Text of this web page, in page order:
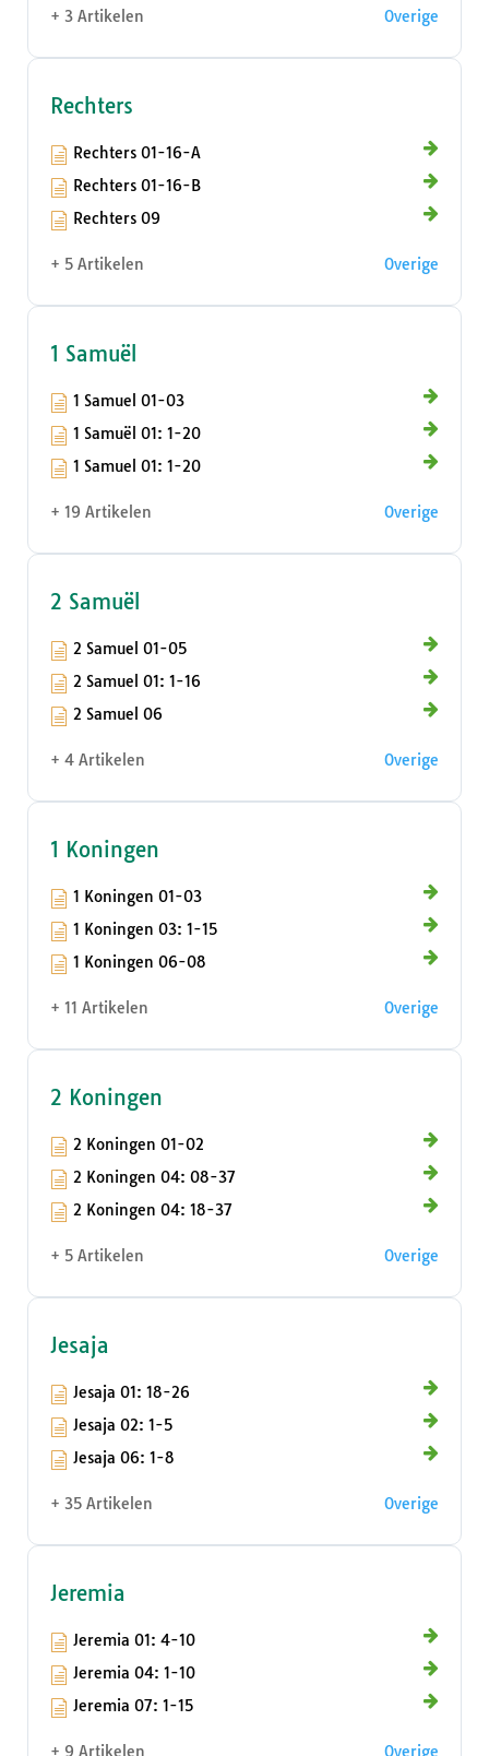
+ 3 Artikelen Overige
Rechters
Rechters 01-16-A
Rechters 01-16-B
Rechters 09
+ 5 Artikelen Overige
1 Samuël
1 Samuel 01-03
1 Samuël 01: 1-20
1 Samuel 01: 1-20
+ 19 Artikelen Overige
2 Samuël
2 Samuel 01-05
2 Samuel 01: 1-16
2 Samuel 06
+ 4 Artikelen Overige
1 Koningen
1 Koningen 01-03
1 Koningen 03: 1-15
1 Koningen 06-08
+ 11 Artikelen Overige
2 Koningen
2 Koningen 01-02
2 Koningen 04: 08-37
2 Koningen 04: 18-37
+ 5 Artikelen Overige
Jesaja
Jesaja 01: 18-26
Jesaja 02: 1-5
Jesaja 06: 1-8
+ 35 Artikelen Overige
Jeremia
Jeremia 01: 4-10
Jeremia 04: 1-10
Jeremia 07: 1-15
+ 9 Artikelen Overige